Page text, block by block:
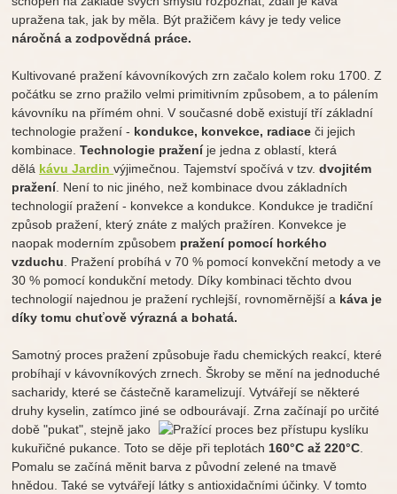
upražena tak, jak by měla. Být pražičem kávy je tedy velice
náročná a zodpovědná práce.
Kultivované pražení kávovníkových zrn začalo kolem roku 1700. Z
počátku se zrno pražilo velmi primitivním způsobem, a to pálením
kávovníku na přímém ohni. V současné době existují tří základní
technologie pražení - kondukce, konvekce, radiace či jejich
kombinace.Technologie praženíje jedna z oblastí, která
dělá kávu Jardinvýjimečnou. Tajemství spočívá v tzv.dvojitém
pražení. Není to nic jiného, než kombinace dvou základních
technologií pražení - konvekce a kondukce. Kondukce je tradiční
způsob pražení, který znáte z malých pražíren. Konvekce je
naopak moderním způsobem pražení pomocí horkého
vzduchu. Pražení probíhá v 70 % pomocí konvekční metody a ve
30 % pomocí kondukční metody. Díky kombinaci těchto dvou
technologií najednou je pražení rychlejší, rovnoměrnější a káva je
díky tomu chuťově výrazná a bohatá.
Samotný proces pražení způsobuje řadu chemických reakcí, které
probíhají v kávovníkových zrnech. Škroby se mění na jednoduché
sacharidy, které se částečně karamelizují. Vytvářejí se některé
druhy kyselin, zatímco jiné se odbourávají. Zrna začínají po určité
době "pukat", stejně jako
kukuřičné pukance. Toto se děje při teplotách160°C až 220°C.
Pomalu se začíná měnit barva z původní zelené na tmavě
hnědou. Také se vytvářejí látky s antioxidačními účinky. V tomto